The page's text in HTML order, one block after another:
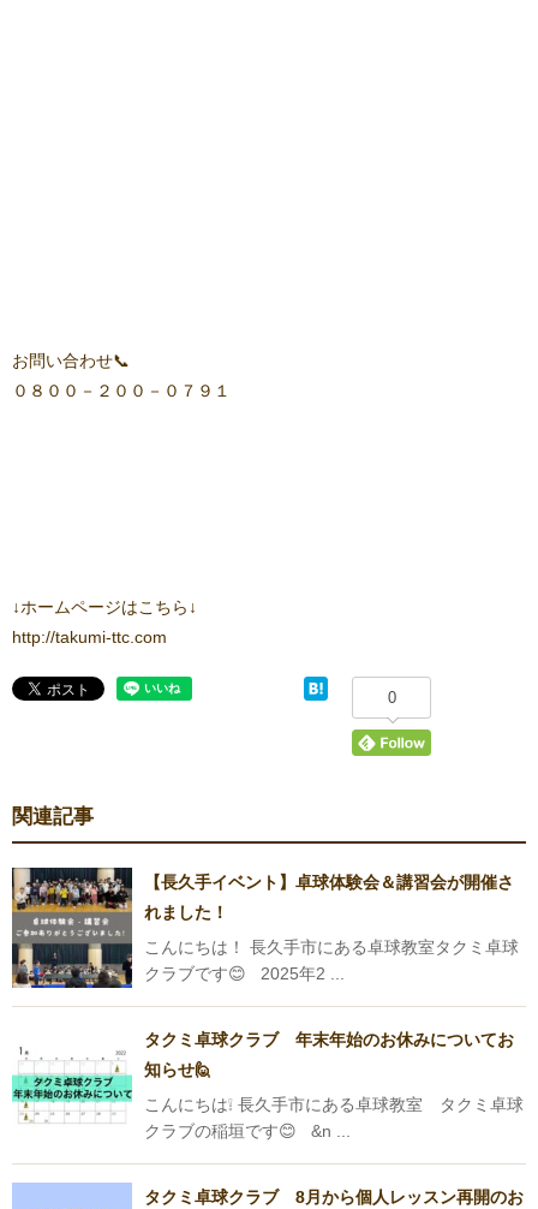
お問い合わせ📞
０８００－２００－０７９１
↓ホームページはこちら↓
http://takumi-ttc.com
0
関連記事
【長久手イベント】卓球体験会＆講習会が開催さ
れました！
こんにちは！ 長久手市にある卓球教室タクミ卓球
クラブです😊 2025年2 ...
タクミ卓球クラブ 年末年始のお休みについてお
知らせ🙋
こんにちは❕ 長久手市にある卓球教室 タクミ卓球
クラブの稲垣です😊 &n ...
タクミ卓球クラブ 8月から個人レッスン再開のお